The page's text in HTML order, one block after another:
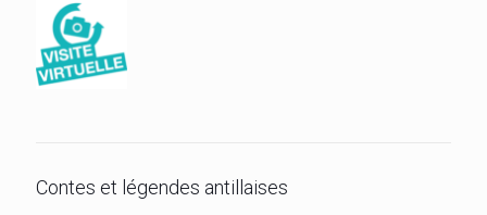
Contes et légendes antillaises